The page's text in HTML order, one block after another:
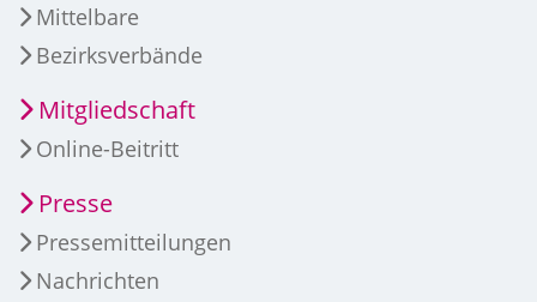
Mittelbare
Bezirksverbände
Mitgliedschaft
Online-Beitritt
Presse
Pressemitteilungen
Nachrichten